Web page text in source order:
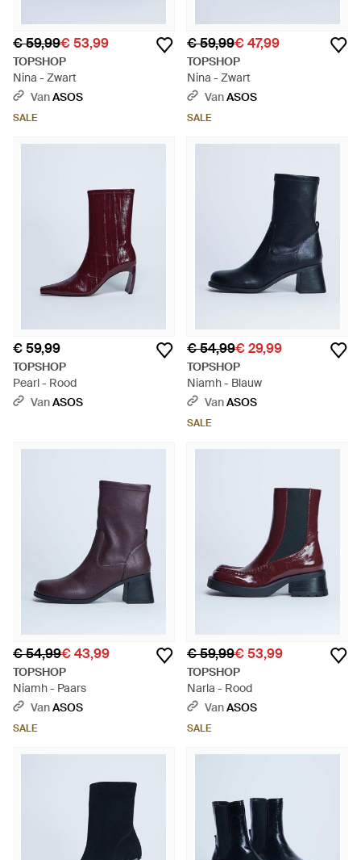
€ 59,99€ 53,99
TOPSHOP
Nina - Zwart
VanASOS
SALE
€ 59,99€ 47,99
TOPSHOP
Nina - Zwart
VanASOS
SALE
€ 59,99
TOPSHOP
Pearl - Rood
VanASOS
€ 54,99€ 29,99
TOPSHOP
Niamh - Blauw
VanASOS
SALE
€ 54,99€ 43,99
TOPSHOP
Niamh - Paars
VanASOS
SALE
€ 59,99€ 53,99
TOPSHOP
Narla - Rood
VanASOS
SALE